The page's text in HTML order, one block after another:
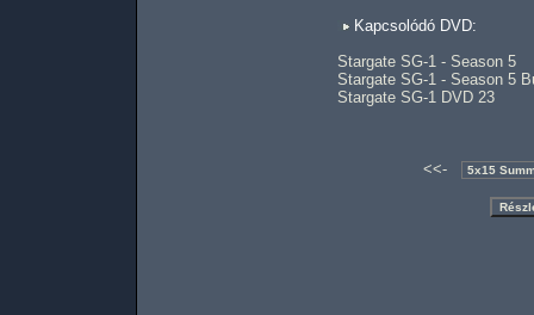
Kapcsolódó DVD:
Stargate SG-1 - Season 5
Stargate SG-1 - Season 5
Stargate SG-1 DVD 23
<<-